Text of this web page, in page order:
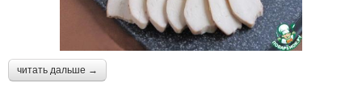
читать дальше →